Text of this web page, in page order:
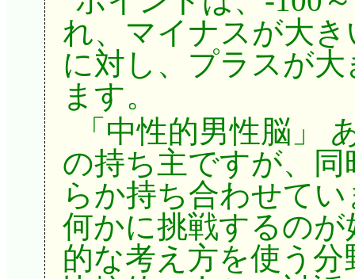
さんが二人, 龍ちゃん
二人。全員が何事も
にホラーです。
事態の異常さに気づ
神系ヘナモン5人。ど
いし, 複製されてしま
まうんだから, 調査す
複製されてしまった
てこと言うんですか
そんな心の隙を突か
り憑いてしまいまし
脆い玉木。うっわー
い」属性を乱射してま
ハナちゃんの1級試
ますが, 家宅侵入では
トに隠れて(隠れてん
桂……以前にもちらっ
祥瓊, 珠晶の服飾品
逃げもしているかも
へ向かったようです
っともなので, 周囲も
がまったくできませ
思いきや, 供麒の甘過
で, 供麒が自分の甘さ
解するとしっかり気
れ、マイナスが大
に対し、プラスが
ます。
「中性的男性脳」
の持ち主ですが、
らか持ち合わせて
何かに挑戦するの
的な考え方を使う